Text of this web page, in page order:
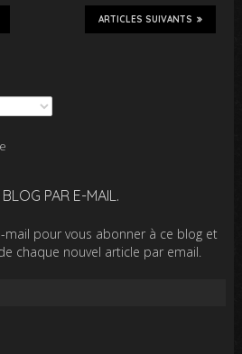
ARTICLES SUIVANTS
PAR E-MAIL.
mail pour vous abonner à ce blog et
chaque nouvel article par email.